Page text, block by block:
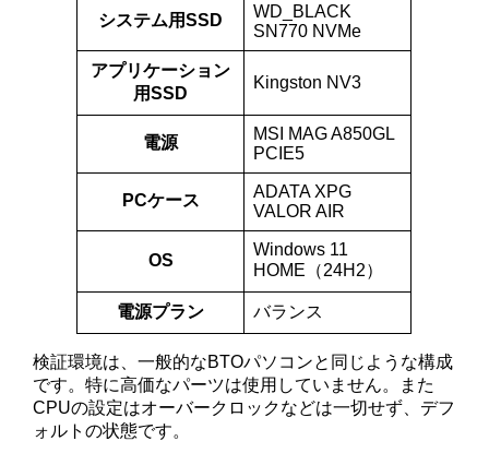
システム用SSD
WD_BLACK
SN770 NVMe
アプリケーション
用SSD
Kingston NV3
電源
MSI MAG A850GL
PCIE5
PCケース
ADATA XPG
VALOR AIR
OS
Windows 11
HOME（24H2）
電源プラン バランス
検証環境は、一般的なBTOパソコンと同じような構成
です。特に高価なパーツは使用していません。また
CPUの設定はオーバークロックなどは一切せず、デフ
ォルトの状態です。